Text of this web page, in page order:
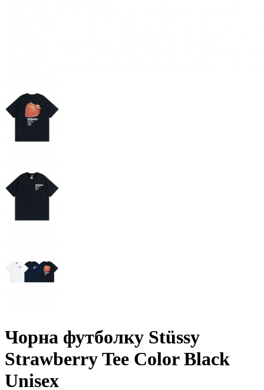
Чорна футболку Stüssy
Strawberry Tee Color Black
Unisex